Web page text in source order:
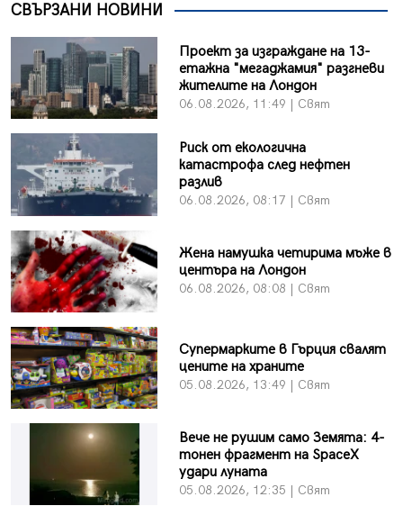
СВЪРЗАНИ НОВИНИ
Проект за изграждане на 13-
етажна "мегаджамия" разгневи
жителите на Лондон
06.08.2026, 11:49 | Свят
Риск от екологична
катастрофа след нефтен
разлив
06.08.2026, 08:17 | Свят
Жена намушка четирима мъже в
центъра на Лондон
06.08.2026, 08:08 | Свят
Супермарките в Гърция свалят
цените на храните
05.08.2026, 13:49 | Свят
Вече не рушим само Земята: 4-
тонен фрагмент на SpaceX
удари луната
05.08.2026, 12:35 | Свят